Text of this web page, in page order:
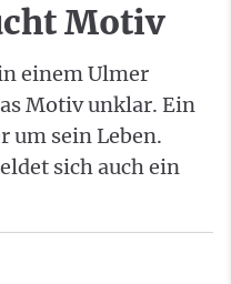
Motiv
einem Ulmer
Motiv unklar. Ein
um sein Leben.
sich auch ein